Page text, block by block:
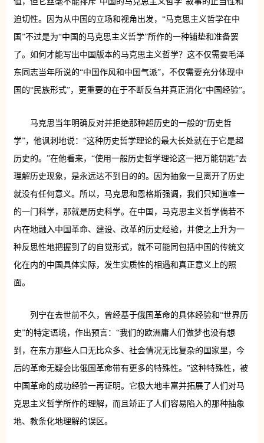
迫切性。因为从中国的立场和视角出发，“马克思主义哲学在中
国”不过是为“中国的马克思主义哲学”所作的一种铺垫和准备罢
了。如何才能写出中国版本的马克思主义哲学？这不仅需要毛泽
东同志当年所说的“中国作风和中国气派”，不仅需要充分体现中
国的“民族形式”，更重要的在于不断反刍并真正消化“中国经验”。
马克思当年明确反对并拒绝那种超历史的一般的“历史哲
学”，他讽刺地说：“这种历史哲学理论的最大长处就在于它是超
历史的。”在他看来，“使用一般历史哲学理论这一把万能钥匙”去
理解历史现象，是永远达不到目的的。因为抽象一旦离开了历史
就没有任何意义。所以，马克思和恩格斯强调，我们只知道唯一
的一门科学，那就是历史科学。在中国，马克思主义哲学倘若不
内在地融入中国革命、建设、改革的历史经验，并使之上升为一
种反思性地把握到了的自觉形式，就不可能同包括中国的传统文
化在内的中国具体实际，发生实质性的相遇和真正意义上的照
面。
列宁在去世前不久，曾经基于俄国革命的具体经验和“世界历
史”的特定语境，作出预言：“我们的欧洲庸人们做梦也没有想
到，在东方那些人口无比众多、社会情况无比复杂的国家里，今
后的革命无疑会比俄国革命带有更多的特殊性。”这种特殊性，被
中国革命的成功经验一再证明。它极大地丰富并拓展了人们对马
克思主义哲学所作的理解，而且矫正了人们容易陷入的那种抽象
地、教条化地理解的误区。